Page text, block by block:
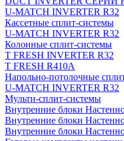
U-MATCH INVERTER R32
Кассетные сплит-системы
U-MATCH INVERTER R32
Колонные сплит-системы
T FRESH INVERTER R32
T FRESH R410A
Напольно-потолочные
U-MATCH INVERTER R32
Мульти-сплит-системы
Внутренние блоки
Внутренние блоки
Внутренние блоки